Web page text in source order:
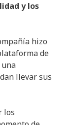
y los
hizo
de
llevar sus
los